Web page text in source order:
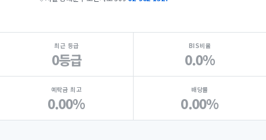
지점 핵심 지표 요약
최근 등급
0등급
BIS비율
0.0%
예탁금 최고
0.00%
배당률
0.00%